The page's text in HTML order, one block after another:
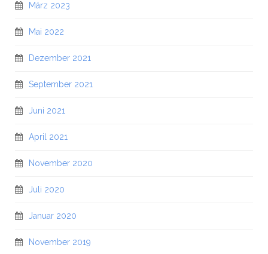
März 2023
Mai 2022
Dezember 2021
September 2021
Juni 2021
April 2021
November 2020
Juli 2020
Januar 2020
November 2019